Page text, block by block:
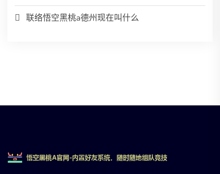
联络悟空黑桃a德州现在叫什么